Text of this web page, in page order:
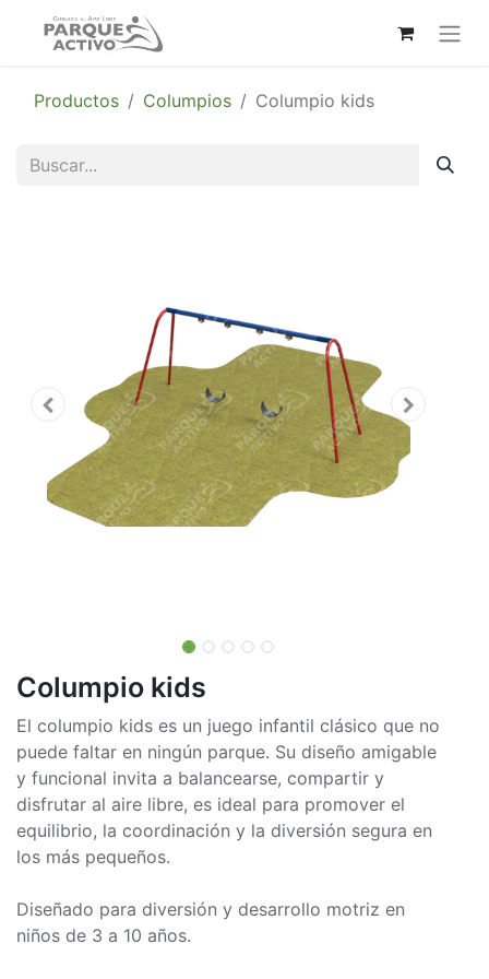
Productos Columpios Columpio kids
Columpio kids
El columpio kids es un juego infantil clásico que no
puede faltar en ningún parque. Su diseño amigable
y funcional invita a balancearse, compartir y
disfrutar al aire libre, es ideal para promover el
equilibrio, la coordinación y la diversión segura en
los más pequeños.
Diseñado para diversión y desarrollo motriz en
niños de 3 a 10 años.